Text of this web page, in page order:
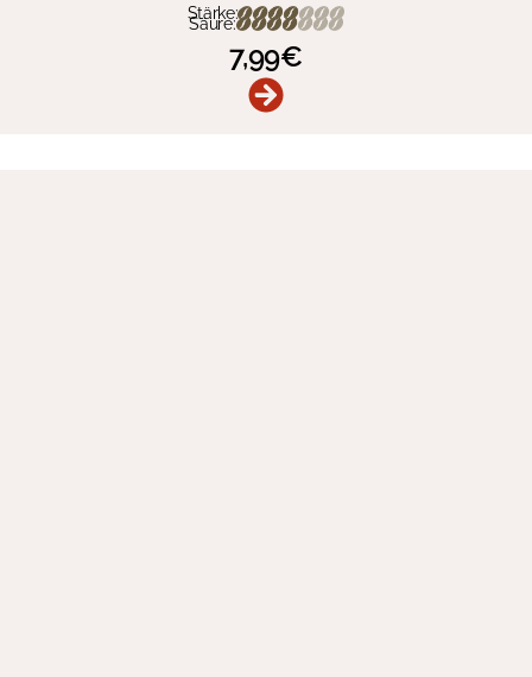
Stärke:
Säure:
7,99€